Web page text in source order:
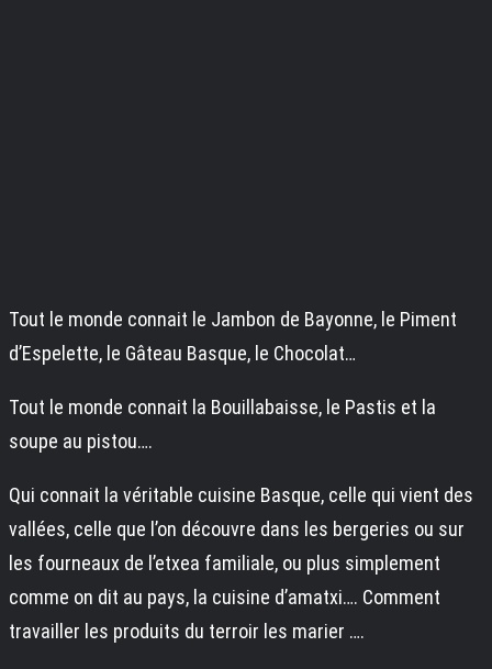
Tout le monde connait le Jambon de Bayonne, le Piment
d’Espelette, le Gâteau Basque, le Chocolat…
Tout le monde connait la Bouillabaisse, le Pastis et la
soupe au pistou….
Qui connait la véritable cuisine Basque, celle qui vient des
vallées, celle que l’on découvre dans les bergeries ou sur
les fourneaux de l’etxea familiale, ou plus simplement
comme on dit au pays, la cuisine d’amatxi…. Comment
travailler les produits du terroir les marier ….